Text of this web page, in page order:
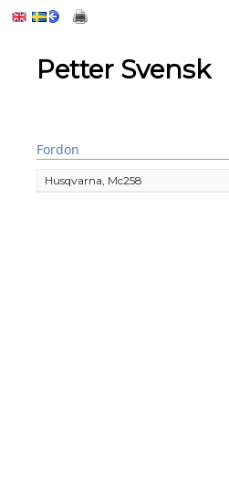
Petter Svensk
Fordon
Husqvarna, Mc258